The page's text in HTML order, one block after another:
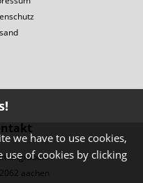
1
aachen
we have to use cookies,
use of cookies by clicking